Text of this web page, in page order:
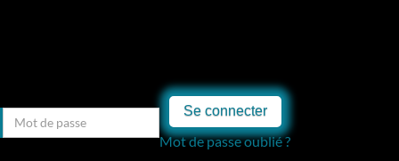
Se connecter
Mot de passe oublié ?